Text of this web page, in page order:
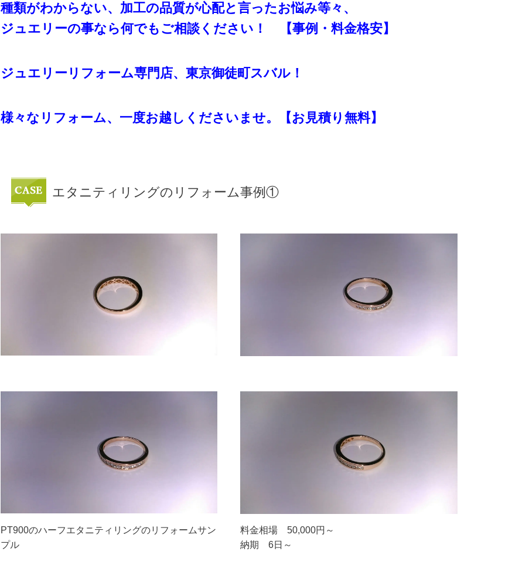
種類がわからない、加工の品質が心配と言ったお悩み等々、
ジュエリーの事なら何でもご相談ください！ 【事例・料金格安】
ジュエリーリフォーム専門店、東京御徒町スバル！
様々なリフォーム、一度お越しくださいませ。【お見積り無料】
エタニティリングのリフォーム事例①
PT900のハーフエタニティリングのリフォームサン
プル
料金相場 50,000円～
納期 6日～